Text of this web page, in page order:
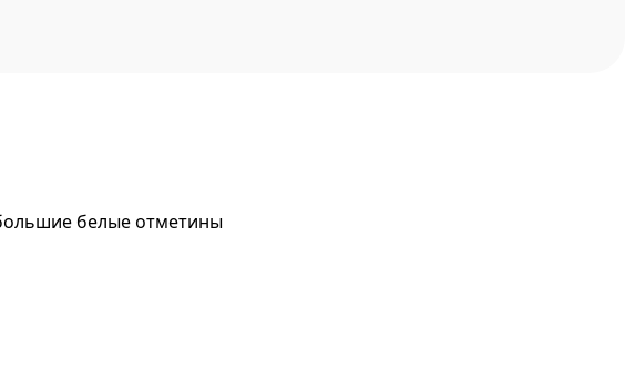
белые отметины